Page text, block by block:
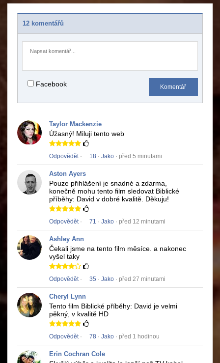
12 komentářů
Facebook Komentář
Taylor Mackenzie
Úžasný! Miluji tento web
Odpovědět· 18 · Jako · před 5 minutami
Aston Ayers
Pouze přihlášení je snadné a zdarma,
konečně mohu tento film sledovat Biblické
příběhy: David v dobré kvalitě. Děkuju!
Odpovědět· 71 · Jako · před 12 minutami
Ashley Ann
Čekali jsme na tento film měsíce. a nakonec
vyšel taky
Odpovědět· 35 · Jako · před 27 minutami
Cheryl Lynn
Tento film Biblické příběhy: David je velmi
pěkný, v kvalitě HD
Odpovědět· 78 · Jako · před 1 hodinou
Erin Cochran Cole